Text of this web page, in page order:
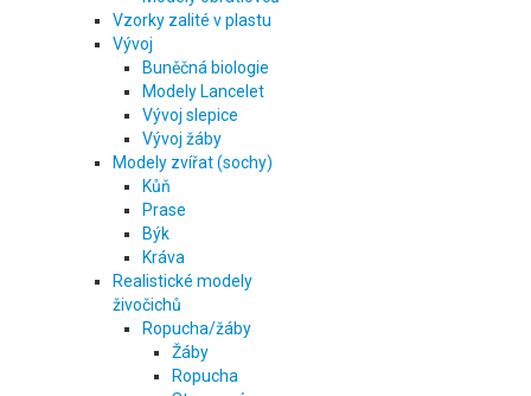
Vzorky zalité v plastu
Vývoj
Buněčná biologie
Modely Lancelet
Vývoj slepice
Vývoj žáby
Modely zvířat (sochy)
Kůň
Prase
Býk
Kráva
Realistické modely
živočichů
Ropucha/žáby
Žáby
Ropucha